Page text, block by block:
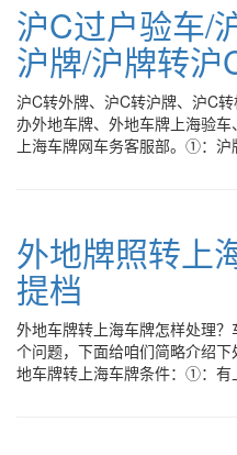
沪C过户验车/
沪牌/沪牌转沪
沪C转外牌、沪C转沪牌、沪C
办外地车牌、外地车牌上海验
上海车牌网车务客服部。①：
外地牌照转上
提档
外地车牌转上海车牌怎样处理
个问题，下面给咱们简略介绍
地车牌转上海车牌条件：①：有